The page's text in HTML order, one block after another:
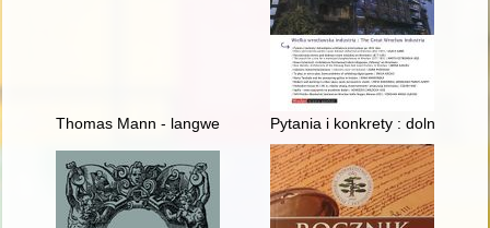
Thomas Mann - langweilig und ohne dramaturgische
Pytania i konkrety :